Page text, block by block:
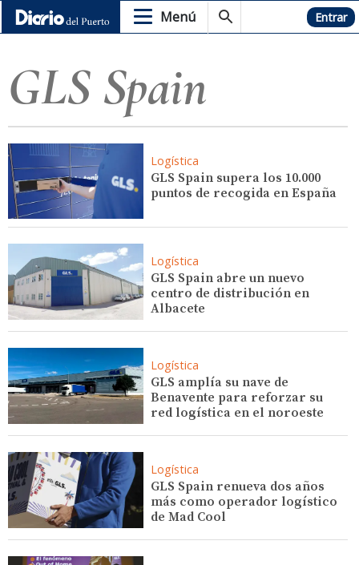
Menú Hemeroteca Entrar
GLS Spain
Logística
GLS Spain supera los 10.000
puntos de recogida en España
Logística
GLS Spain abre un nuevo
centro de distribución en
Albacete
Logística
GLS amplía su nave de
Benavente para reforzar su
red logística en el noroeste
Logística
GLS Spain renueva dos años
más como operador logístico
de Mad Cool